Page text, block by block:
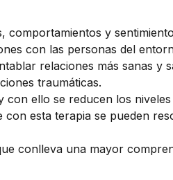
comportamientos y
con las personas del
relaciones más sanas y
traumáticas.
ello se reducen los niveles
esta terapia se pueden
conlleva una mayor